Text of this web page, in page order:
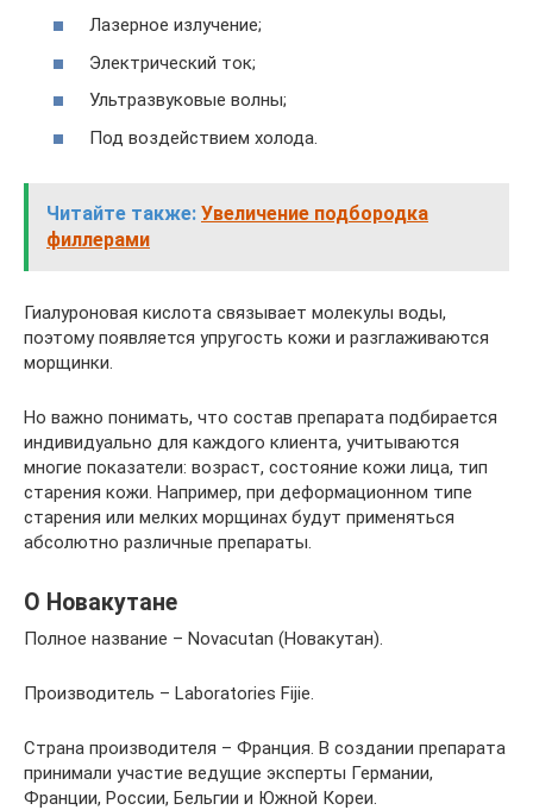
Лазерное излучение;
Электрический ток;
Ультразвуковые волны;
Под воздействием холода.
Читайте также: Увеличение подбородка
филлерами
Гиалуроновая кислота связывает молекулы воды,
поэтому появляется упругость кожи и разглаживаются
морщинки.
Но важно понимать, что состав препарата подбирается
индивидуально для каждого клиента, учитываются
многие показатели: возраст, состояние кожи лица, тип
старения кожи. Например, при деформационном типе
старения или мелких морщинах будут применяться
абсолютно различные препараты.
О Новакутане
Полное название – Novacutan (Новакутан).
Производитель – Laboratories Fijie.
Страна производителя – Франция. В создании препарата
принимали участие ведущие эксперты Германии,
Франции, России, Бельгии и Южной Кореи.